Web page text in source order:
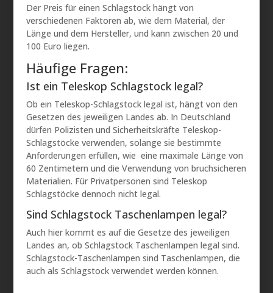
Der Preis für einen Schlagstock hängt von
verschiedenen Faktoren ab, wie dem Material, der
Länge und dem Hersteller, und kann zwischen 20 und
100 Euro liegen.
Häufige Fragen:
Ist ein Teleskop Schlagstock legal?
Ob ein Teleskop-Schlagstock legal ist, hängt von den
Gesetzen des jeweiligen Landes ab. In Deutschland
dürfen Polizisten und Sicherheitskräfte Teleskop-
Schlagstöcke verwenden, solange sie bestimmte
Anforderungen erfüllen, wie eine maximale Länge von
60 Zentimetern und die Verwendung von bruchsicheren
Materialien. Für Privatpersonen sind Teleskop
Schlagstöcke dennoch nicht legal.
Sind Schlagstock Taschenlampen legal?
Auch hier kommt es auf die Gesetze des jeweiligen
Landes an, ob Schlagstock Taschenlampen legal sind.
Schlagstock-Taschenlampen sind Taschenlampen, die
auch als Schlagstock verwendet werden können.